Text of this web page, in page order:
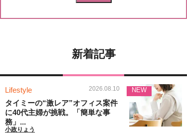
新着記事
Lifestyle 2026.08.10
タイミーの“激レア”オフィス案件
に40代主婦が挑戦。「簡単な事
務」...
小政りょう
NEW